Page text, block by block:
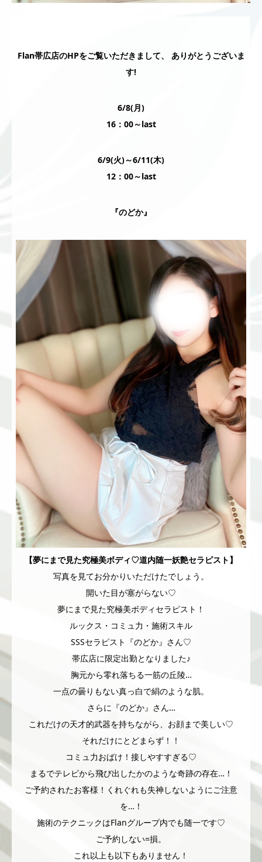
Flan帯広店のHPをご覧いただきまして、 ありがとうございま
す!
6/8(月)
16：00～last
6/9(火)～6/11(木)
12：00～last
『のどか』
【夢にまで見た究極美ボディ♡道内随一妖艶セラピスト】
写真を見てお分かりいただけたでしょう。
開いた目が塞がらない♡
夢にまで見た究極美ボディセラピスト！
ルックス・コミュ力・施術スキル
SSSセラピスト『のどか』さん♡
帯広店に限定出勤となりました♪
胸元から零れ落ちる一筋の丘陵…
一点の曇りもない真っ白で絹のような肌。
さらに『のどか』さん…
これだけの天才的武器を持ちながら、お顔まで美しい♡
それだけにとどまらず！！
コミュ力おばけ！接しやすすぎる♡
まるでテレビから飛び出したかのような奇跡の存在…！
ご予約されたお客様！くれぐれも失神しないようにご注意
を…！
施術のテクニックはFlanグループ内でも随一です♡
ご予約しない=損。
これ以上も以下もありません！